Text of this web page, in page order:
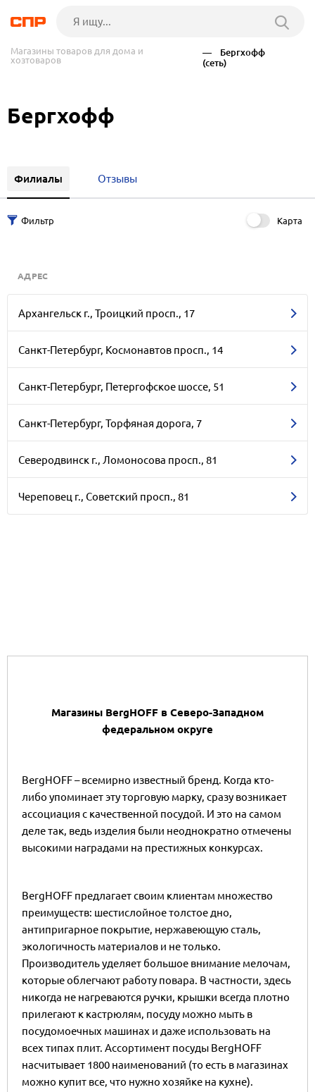
Магазины товаров для дома и
хозтоваров
— Бергхофф
(сеть)
Бергхофф
Филиалы Отзывы
Карта
АДРЕС
Архангельск г., Троицкий просп., 17
Санкт-Петербург, Космонавтов просп., 14
Санкт-Петербург, Петергофское шоссе, 51
Санкт-Петербург, Торфяная дорога, 7
Северодвинск г., Ломоносова просп., 81
Череповец г., Советский просп., 81
Магазины BergHOFF в Северо-Западном
федеральном округе
BergHOFF – всемирно известный бренд. Когда кто-
либо упоминает эту торговую марку, сразу возникает
ассоциация с качественной посудой. И это на самом
деле так, ведь изделия были неоднократно отмечены
высокими наградами на престижных конкурсах.
BergHOFF предлагает своим клиентам множество
преимуществ: шестислойное толстое дно,
антипригарное покрытие, нержавеющую сталь,
экологичность материалов и не только.
Производитель уделяет большое внимание мелочам,
которые облегчают работу повара. В частности, здесь
никогда не нагреваются ручки, крышки всегда плотно
прилегают к кастрюлям, посуду можно мыть в
посудомоечных машинах и даже использовать на
всех типах плит. Ассортимент посуды BergHOFF
насчитывает 1800 наименований (то есть в магазинах
можно купит все, что нужно хозяйке на кухне).